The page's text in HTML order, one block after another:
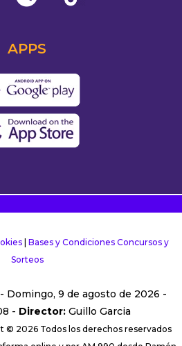
APPS
| Bases y Condiciones Concursos y
Sorteos
Domingo, 9 de agosto de 2026 -
- Director:Guillo Garcia
© 2026 Todos los derechos reservados